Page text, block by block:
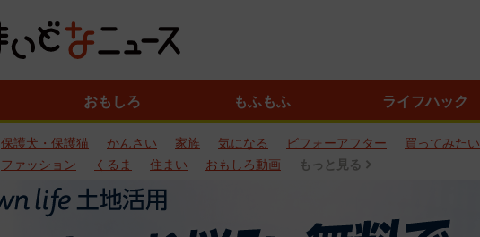
おもしろ もふもふ ライフハック
保護犬・保護猫 かんさい 家族 気になる ビフォーアフター 買ってみたい
ファッション
くるま 住まい おもしろ動画 もっと見る